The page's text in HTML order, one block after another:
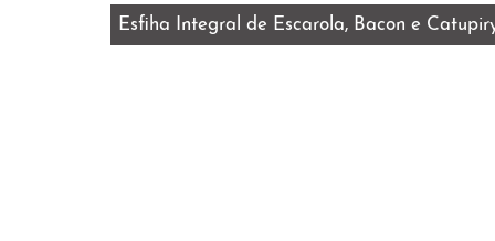
Esfiha Integral de Escarola, Bacon e